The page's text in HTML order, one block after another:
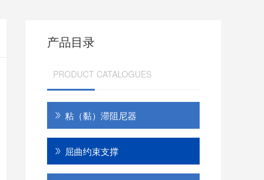
产品目录
PRODUCT CATALOGUES
粘（黏）滞阻尼器
屈曲约束支撑